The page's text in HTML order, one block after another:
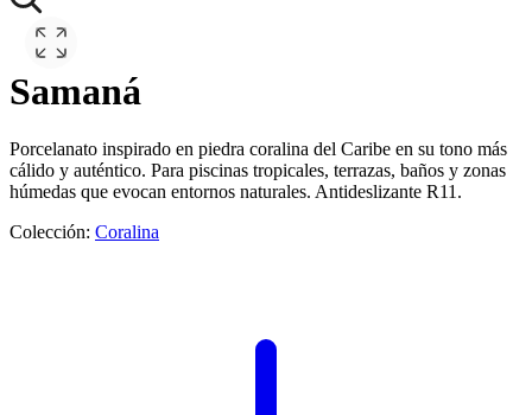
Samaná
Porcelanato inspirado en piedra coralina del Caribe en su tono más
cálido y auténtico. Para piscinas tropicales, terrazas, baños y zonas
húmedas que evocan entornos naturales. Antideslizante R11.
Colección: Coralina